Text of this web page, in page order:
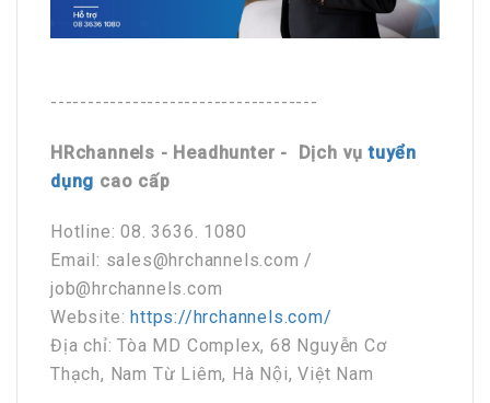
------------------------------------
HRchannels - Headhunter - Dịch vụtuyển
dụng cao cấp
Hotline: 08. 3636. 1080
Email: sales@hrchannels.com /
job@hrchannels.com
Website: https://hrchannels.com/
Địa chỉ: Tòa MD Complex, 68 Nguyễn Cơ
Thạch, Nam Từ Liêm, Hà Nội, Việt Nam